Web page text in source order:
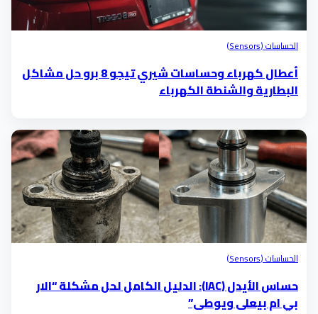
الحساسات (Sensors)
أعطال كهرباء وحساسات شيري تيجو 8 برو حل مشاكل
البطارية والشنطة الكهرباء
الحساسات (Sensors)
حساس الأيدل (IAC): الدليل الكامل لحل مشكلة “الار
بي ام بيعلى ويوطى”